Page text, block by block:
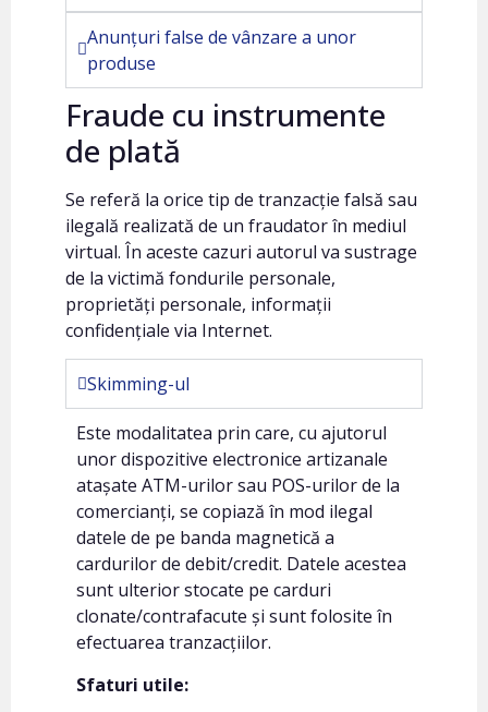
Anunțuri false de vânzare a unor
produse
Fraude cu instrumente
de plată
Se referă la orice tip de tranzacție falsă sau
ilegală realizată de un fraudator în mediul
virtual. În aceste cazuri autorul va sustrage
de la victimă fondurile personale,
proprietăți personale, informații
confidențiale via Internet.
Skimming-ul
Este modalitatea prin care, cu ajutorul
unor dispozitive electronice artizanale
atașate ATM-urilor sau POS-urilor de la
comercianți, se copiază în mod ilegal
datele de pe banda magnetică a
cardurilor de debit/credit. Datele acestea
sunt ulterior stocate pe carduri
clonate/contrafacute și sunt folosite în
efectuarea tranzacțiilor.
Sfaturi utile: